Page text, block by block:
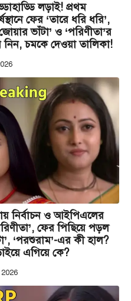
লড়াই! প্রথম
ফের ‘তারে ধরি ধরি’,
ভাঁটা’ ও ‘পরিণীতা’র
নিন, চমকে দেওয়া তালিকা!
নির্বাচন ও আইপিএলের
ফের পিছিয়ে পড়ল
‘পরশুরাম’-এর কী হাল?
এগিয়ে কে?